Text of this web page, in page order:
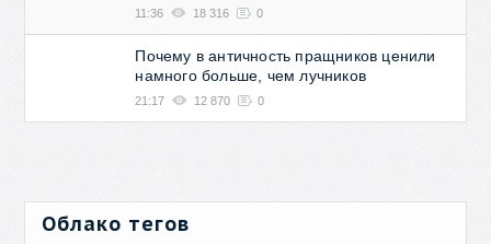
11:36 18 316 0
Почему в античность пращников ценили
намного больше, чем лучников
21:17 12 870 0
Облако тегов